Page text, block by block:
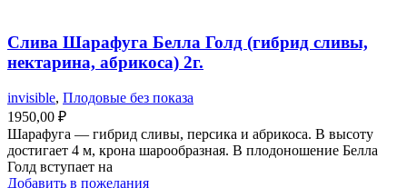
Слива Шарафуга Белла Голд (гибрид сливы,
нектарина, абрикоса) 2г.
invisible, Плодовые без показа
1950,00 ₽
Шарафуга — гибрид сливы, персика и абрикоса. В высоту
достигает 4 м, крона шарообразная. В плодоношение Белла
Голд вступает на
Добавить в пожелания